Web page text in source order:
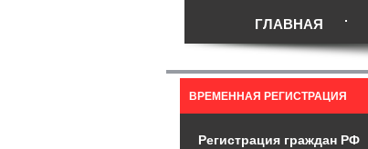
ГЛАВНАЯ
ВРЕМЕННАЯ РЕГИСТРАЦИЯ
Регистрация граждан РФ